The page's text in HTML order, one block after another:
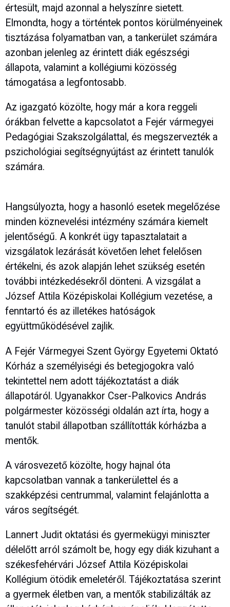
értesült, majd azonnal a helyszínre sietett.
Elmondta, hogy a történtek pontos körülményeinek
tisztázása folyamatban van, a tankerület számára
azonban jelenleg az érintett diák egészségi
állapota, valamint a kollégiumi közösség
támogatása a legfontosabb.
Az igazgató közölte, hogy már a kora reggeli
órákban felvette a kapcsolatot a Fejér vármegyei
Pedagógiai Szakszolgálattal, és megszervezték a
pszichológiai segítségnyújtást az érintett tanulók
számára.
Hangsúlyozta, hogy a hasonló esetek megelőzése
minden köznevelési intézmény számára kiemelt
jelentőségű. A konkrét ügy tapasztalatait a
vizsgálatok lezárását követően lehet felelősen
értékelni, és azok alapján lehet szükség esetén
további intézkedésekről dönteni. A vizsgálat a
József Attila Középiskolai Kollégium vezetése, a
fenntartó és az illetékes hatóságok
együttműködésével zajlik.
A Fejér Vármegyei Szent György Egyetemi Oktató
Kórház a személyiségi és betegjogokra való
tekintettel nem adott tájékoztatást a diák
állapotáról. Ugyanakkor Cser-Palkovics András
polgármester közösségi oldalán azt írta, hogy a
tanulót stabil állapotban szállították kórházba a
mentők.
A városvezető közölte, hogy hajnal óta
kapcsolatban vannak a tankerülettel és a
szakképzési centrummal, valamint felajánlotta a
város segítségét.
Lannert Judit oktatási és gyermekügyi miniszter
délelőtt arról számolt be, hogy egy diák kizuhant a
székesfehérvári József Attila Középiskolai
Kollégium ötödik emeletéről. Tájékoztatása szerint
a gyermek életben van, a mentők stabilizálták az